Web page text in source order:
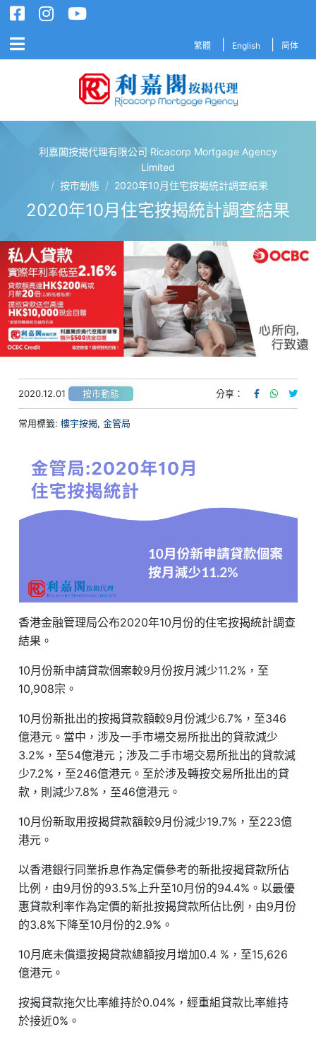
繁體 English 简体
利嘉閣按揭代理有限公司 Ricacorp Mortgage Agency
Limited
/ 按市動態 / 2020年10月住宅按揭統計調查結果
2020年10月住宅按揭統計調查結果
2020.12.01 按市動態 分享：
常用標籤:樓宇按揭,金管局
香港金融管理局公布2020年10月份的住宅按揭統計調查
結果。
10月份新申請貸款個案較9月份按月減少11.2%，至
10,908宗。
10月份新批出的按揭貸款額較9月份減少6.7%，至346
億港元。當中，涉及一手市場交易所批出的貸款減少
3.2%，至54億港元；涉及二手市場交易所批出的貸款減
少7.2%，至246億港元。至於涉及轉按交易所批出的貸
款，則減少7.8%，至46億港元。
10月份新取用按揭貸款額較9月份減少19.7%，至223億
港元。
以香港銀行同業拆息作為定價參考的新批按揭貸款所佔
比例，由9月份的93.5%上升至10月份的94.4%。以最優
惠貸款利率作為定價的新批按揭貸款所佔比例，由9月份
的3.8%下降至10月份的2.9%。
10月底未償還按揭貸款總額按月增加0.4 %，至15,626
億港元。
按揭貸款拖欠比率維持於0.04%，經重組貸款比率維持
於接近0%。